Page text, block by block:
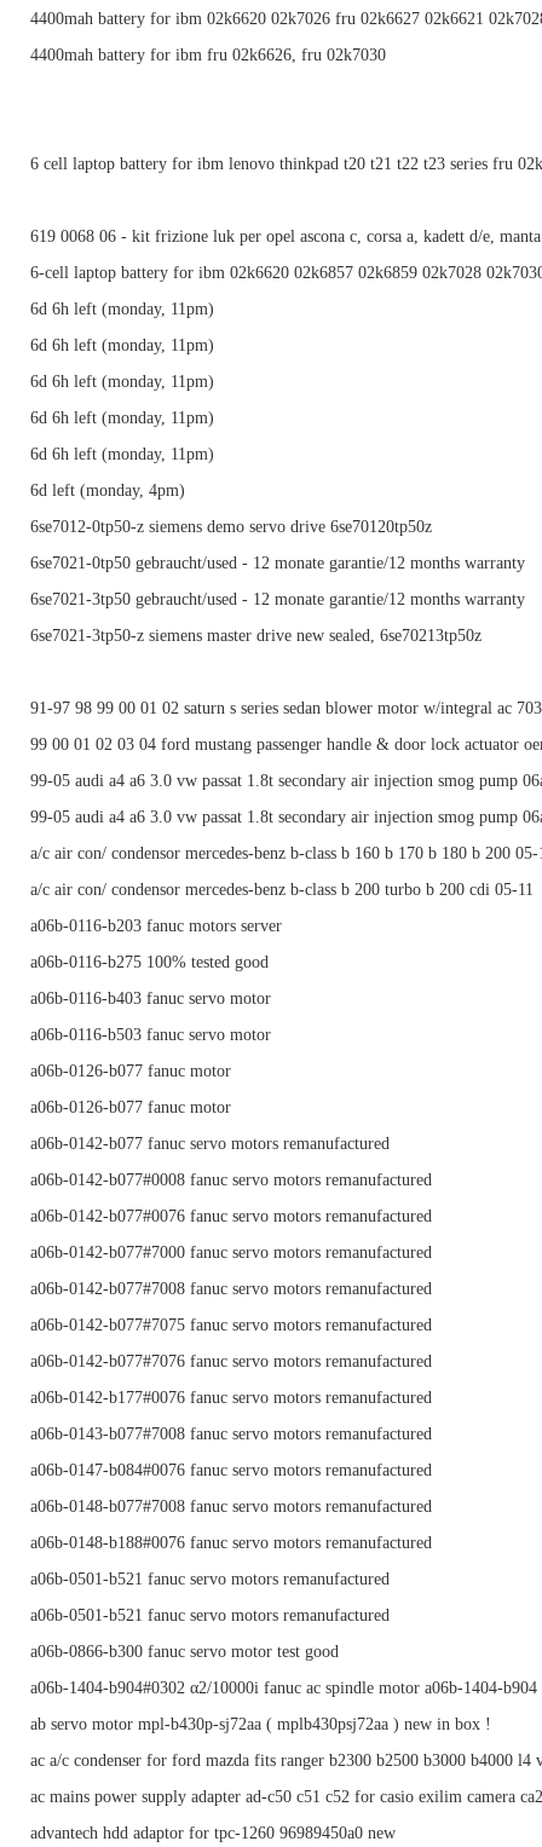
4400mah battery for ibm 02k6620 02k7026 fru 02k6627 02k6621
4400mah battery for ibm fru 02k6626, fru 02k7030
6 cell laptop battery for ibm lenovo thinkpad t20 t21 t22 t23 series fru
619 0068 06 - kit frizione luk per opel ascona c, corsa a, kadett d/e,
6-cell laptop battery for ibm 02k6620 02k6857 02k6859 02k7028
6d 6h left (monday, 11pm)
6d 6h left (monday, 11pm)
6d 6h left (monday, 11pm)
6d 6h left (monday, 11pm)
6d 6h left (monday, 11pm)
6d left (monday, 4pm)
6se7012-0tp50-z siemens demo servo drive 6se70120tp50z
6se7021-0tp50 gebraucht/used - 12 monate garantie/12 months warranty
6se7021-3tp50 gebraucht/used - 12 monate garantie/12 months warranty
6se7021-3tp50-z siemens master drive new sealed, 6se70213tp50z
91-97 98 99 00 01 02 saturn s series sedan blower motor w/integral ac
99 00 01 02 03 04 ford mustang passenger handle & door lock actuator
99-05 audi a4 a6 3.0 vw passat 1.8t secondary air injection smog pump
99-05 audi a4 a6 3.0 vw passat 1.8t secondary air injection smog pump
a/c air con/ condensor mercedes-benz b-class b 160 b 170 b 180 b 200 05-
a/c air con/ condensor mercedes-benz b-class b 200 turbo b 200 cdi 05-11
a06b-0116-b203 fanuc motors server
a06b-0116-b275 100% tested good
a06b-0116-b403 fanuc servo motor
a06b-0116-b503 fanuc servo motor
a06b-0126-b077 fanuc motor
a06b-0126-b077 fanuc motor
a06b-0142-b077 fanuc servo motors remanufactured
a06b-0142-b077#0008 fanuc servo motors remanufactured
a06b-0142-b077#0076 fanuc servo motors remanufactured
a06b-0142-b077#7000 fanuc servo motors remanufactured
a06b-0142-b077#7008 fanuc servo motors remanufactured
a06b-0142-b077#7075 fanuc servo motors remanufactured
a06b-0142-b077#7076 fanuc servo motors remanufactured
a06b-0142-b177#0076 fanuc servo motors remanufactured
a06b-0143-b077#7008 fanuc servo motors remanufactured
a06b-0147-b084#0076 fanuc servo motors remanufactured
a06b-0148-b077#7008 fanuc servo motors remanufactured
a06b-0148-b188#0076 fanuc servo motors remanufactured
a06b-0501-b521 fanuc servo motors remanufactured
a06b-0501-b521 fanuc servo motors remanufactured
a06b-0866-b300 fanuc servo motor test good
a06b-1404-b904#0302 α2/10000i fanuc ac spindle motor a06b-1404-b904
ab servo motor mpl-b430p-sj72aa ( mplb430psj72aa ) new in box !
ac a/c condenser for ford mazda fits ranger b2300 b2500 b3000 b4000 l4
ac mains power supply adapter ad-c50 c51 c52 for casio exilim camera
advantech hdd adaptor for tpc-1260 96989450a0 new